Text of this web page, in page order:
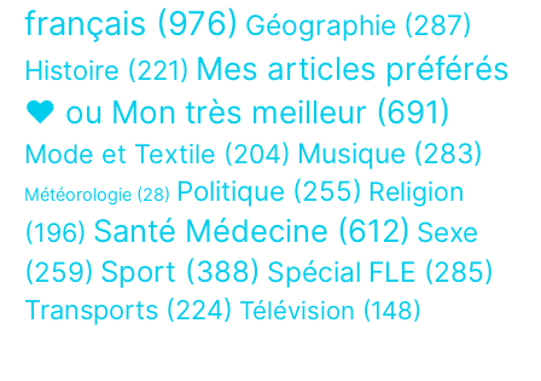
français (976) Géographie (287)
Histoire (221) Mes articles préférés
❤ ou Mon très meilleur (691)
Mode et Textile (204) Musique (283)
Météorologie (28) Politique (255) Religion
(196) Santé Médecine (612) Sexe
(259) Sport (388) Spécial FLE (285)
Transports (224) Télévision (148)